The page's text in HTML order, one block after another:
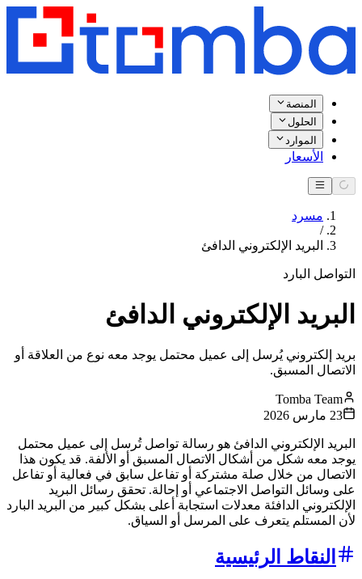
المنصة
الحلول
الموارد
الأسعار
مسرد
/
البريد الإلكتروني الدافئ
التواصل البارد
البريد الإلكتروني الدافئ
بريد إلكتروني يُرسل إلى عميل محتمل يوجد معه نوع من العلاقة أو
الاتصال المسبق.
Tomba Team
23 مارس 2026
البريد الإلكتروني الدافئ هو رسالة تواصل تُرسل إلى عميل محتمل
يوجد معه شكل من أشكال الاتصال المسبق أو الألفة. قد يكون هذا
الاتصال من خلال صلة مشتركة أو تفاعل سابق في فعالية أو تفاعل
على وسائل التواصل الاجتماعي أو إحالة. تحقق رسائل البريد
الإلكتروني الدافئة معدلات استجابة أعلى بشكل كبير من البريد البارد
لأن المستلم يتعرف على المرسل أو السياق.
النقاط الرئيسية